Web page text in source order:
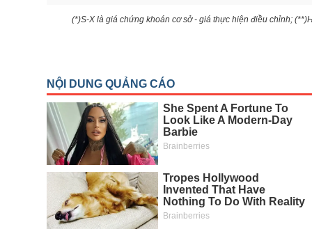
(*)S-X là giá chứng khoán cơ sở - giá thực hiện điều chỉnh;